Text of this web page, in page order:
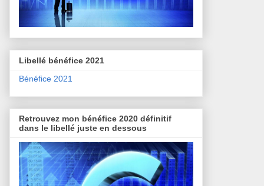
Libellé bénéfice 2021
Bénéfice 2021
Retrouvez mon bénéfice 2020 définitif
dans le libellé juste en dessous